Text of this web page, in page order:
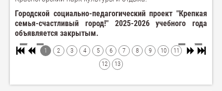
Городской социально-педагогический проект "Крепкая
семья-счастливый город!" 2025-2026 учебного года
объявляется закрытым.
1 2 3 4 5 6 7 8 9 10
11
12
13